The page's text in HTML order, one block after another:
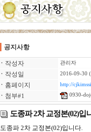
공지사항
ㆍ 작성자 관리자
ㆍ 작성일 2016-09-30
ㆍ 홈페이지 http://
ㆍ 첨부#1 0930-
도종파 2차 교정본(02)입
도종파 2차 교정본(02)입니다.